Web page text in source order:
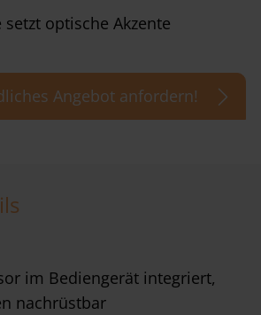
optische Akzente
Angebot anfordern!
im Bediengerät integriert,
nachrüstbar